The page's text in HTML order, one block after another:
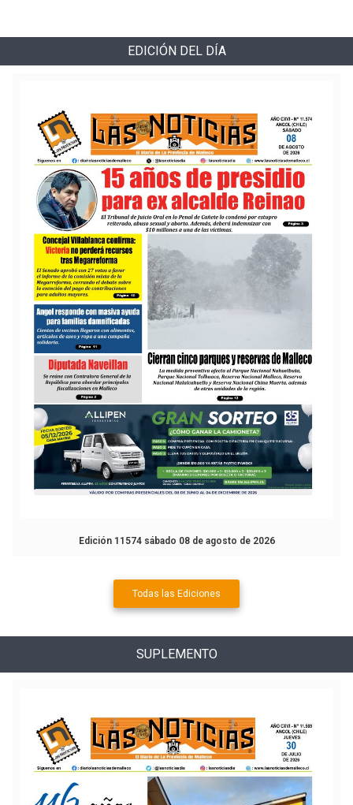
EDICIÓN DEL DÍA
Edición 11574 sábado 08 de agosto de 2026
Todas las Ediciones
SUPLEMENTO